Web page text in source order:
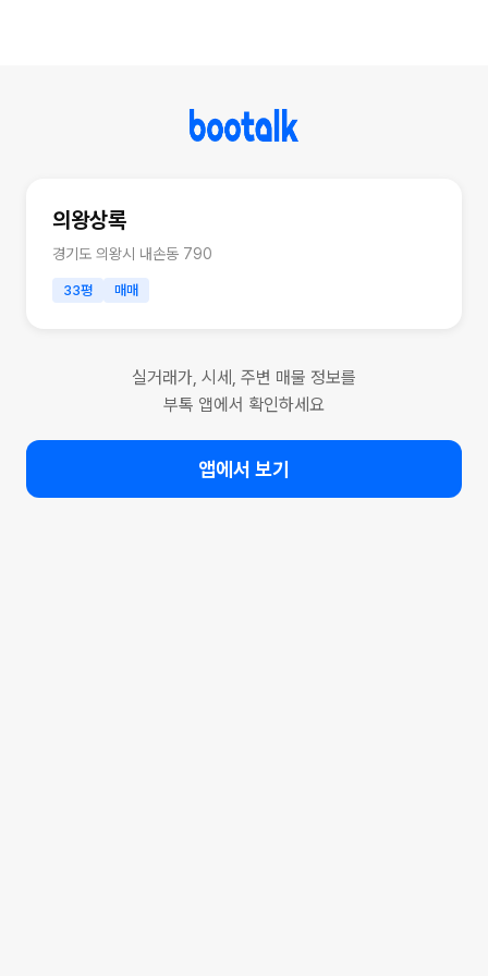
의왕상록
경기도 의왕시 내손동 790
33평 매매
실거래가, 시세, 주변 매물 정보를
부톡 앱에서 확인하세요
앱에서 보기